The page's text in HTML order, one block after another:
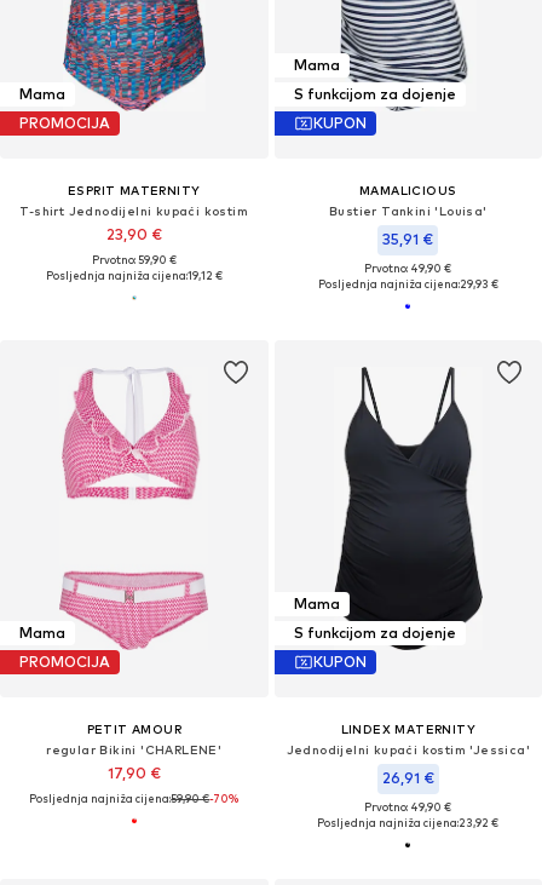
Mama
PROMOCIJA
ESPRIT MATERNITY
T-shirt Jednodijelni kupaći kostim
23,90 €
Prvotno: 59,90 €
Posljednja najniža cijena:19,12 €
Mama
S funkcijom za dojenje
KUPON
MAMALICIOUS
Bustier Tankini 'Louisa'
35,91 €
Prvotno: 49,90 €
Posljednja najniža cijena:29,93 €
Mama
PROMOCIJA
PETIT AMOUR
regular Bikini 'CHARLENE'
17,90 €
Posljednja najniža cijena:59,90 €-70%
Mama
S funkcijom za dojenje
KUPON
LINDEX MATERNITY
Jednodijelni kupaći kostim 'Jessica'
26,91 €
Prvotno: 49,90 €
Posljednja najniža cijena:23,92 €